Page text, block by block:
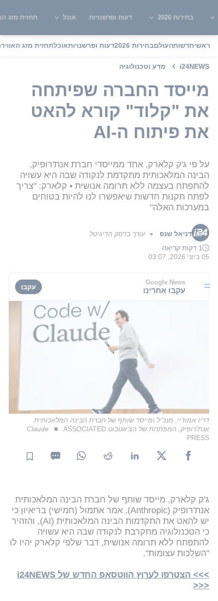
בחירות 2026 דעות ופרשנויות אוכל תחזית מזג
ראשיחדשותהעולםבחירות 2026 דעות ופרשנויותאוכלתחזית מזג האוויר
i24NEWS מדע וטכנולוגיה
מייסד החברה שפיתחה
את "קלוד" קורא להאט
את פיתוח ה-AI
על פי ג'ק קלארק, אחד ממייסדי חברת אנת'רופיק,
הבינה המלאכותית מתקדמת לנקודה שבה היא עשויה
להתפתח בעצמה ללא תרומה אנושית • קלארק: "צריך
לפתח תקנות חדשות שיאפשרו לנו להיות בטוחים
במערכות האלה"
דניאל שנפ ■עורך בדסק הדיגיטל
1 דקות קריאה
05 ביוני 2026, 03:07
Google News
עקבו אחרינו עקבו
דריו אמודיי, מנכ"ל ומייסד שותף של חברת הבינה המלאכותית
אנת'רופיק, המפתחת של הצ'אטבוט Claude ASSOCIATED
PRESS
ג'ק קלארק, מייסד שותף של חברת הבינה המלאכותית
אנת'רופיק (Anthropic), אמר אתמול (חמישי) בריאיון כי
יש להאט את התקדמות הבינה המלאכותית (AI), והזהיר
כי הטכנולוגיה מתקרבת לנקודה שבה היא עשויה
להתפתח ללא תרומה אנושית, דבר שלפי קלארק יהיו לו
"השלכות עצומות".
>>> הצטרפו לערוץ הווטסאפ החדש של i24NEWS
<<<